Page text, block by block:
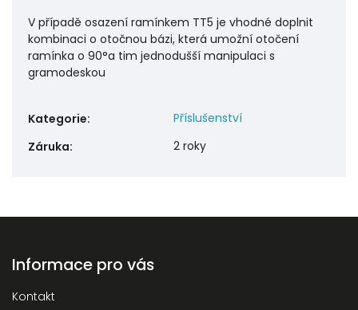
V případě osazení ramínkem TT5 je vhodné doplnit
kombinaci o otočnou bázi, která umožní otočení
ramínka o 90°a tim jednodušší manipulaci s
gramodeskou
Kategorie:
Příslušenství
Záruka: 2 roky
Informace pro vás
Kontakt